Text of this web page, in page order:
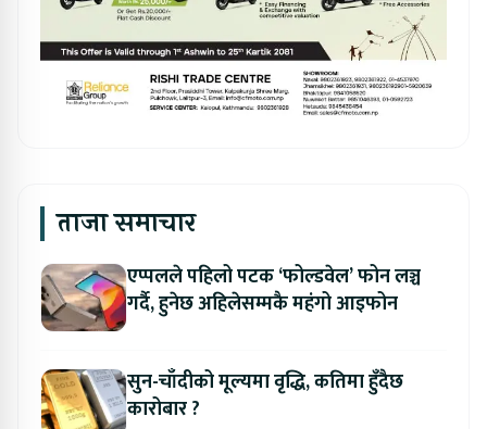
ताजा समाचार
एप्पलले पहिलो पटक ‘फोल्डवेल’ फोन लञ्च
गर्दै, हुनेछ अहिलेसम्मकै महंगो आइफोन
सुन-चाँदीको मूल्यमा वृद्धि, कतिमा हुँदैछ
कारोबार ?